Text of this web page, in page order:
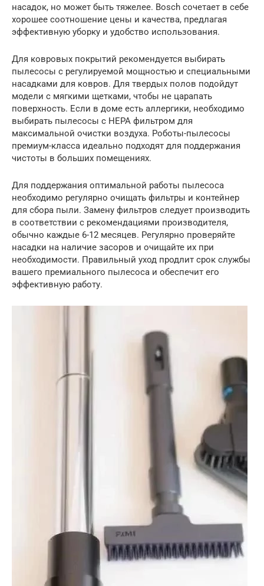
насадок, но может быть тяжелее. Bosch сочетает в себе
хорошее соотношение цены и качества, предлагая
эффективную уборку и удобство использования.
Для ковровых покрытий рекомендуется выбирать
пылесосы с регулируемой мощностью и специальными
насадками для ковров. Для твердых полов подойдут
модели с мягкими щетками, чтобы не царапать
поверхность. Если в доме есть аллергики, необходимо
выбирать пылесосы с HEPA фильтром для
максимальной очистки воздуха. Роботы-пылесосы
премиум-класса идеально подходят для поддержания
чистоты в больших помещениях.
Для поддержания оптимальной работы пылесоса
необходимо регулярно очищать фильтры и контейнер
для сбора пыли. Замену фильтров следует производить
в соответствии с рекомендациями производителя,
обычно каждые 6-12 месяцев. Регулярно проверяйте
насадки на наличие засоров и очищайте их при
необходимости. Правильный уход продлит срок службы
вашего премиального пылесоса и обеспечит его
эффективную работу.